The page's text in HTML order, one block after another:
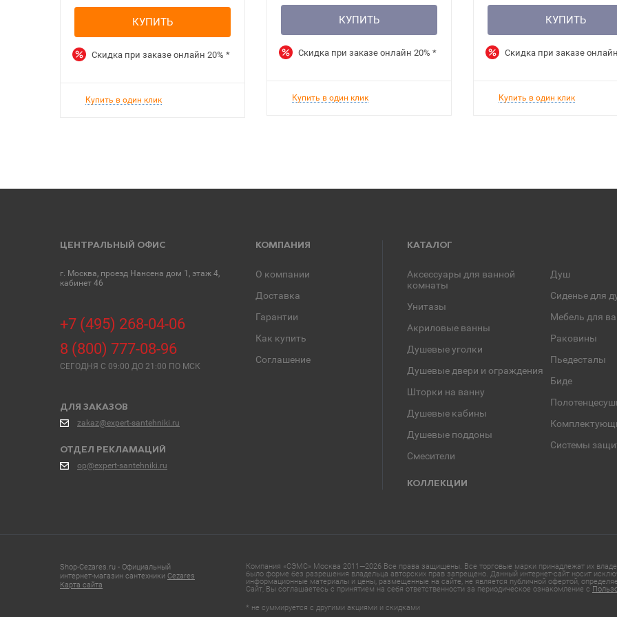
КУПИТЬ
Скидка при заказе онлайн 20% *
Купить в один клик
КУПИТЬ
Скидка при заказе онлайн 20% *
Купить в один клик
КУПИТЬ
Скидка при заказе онлайн
Купить в один клик
ЦЕНТРАЛЬНЫЙ ОФИС
г. Москва, проезд Нансена дом 1, этаж 4,
кабинет 46
+7 (495) 268-04-06
8 (800) 777-08-96
СЕГОДНЯ C 09:00 ДО 21:00 ПО МСК
ДЛЯ ЗАКАЗОВ
zakaz@expert-santehniki.ru
ОТДЕЛ РЕКЛАМАЦИЙ
op@expert-santehniki.ru
КОМПАНИЯ
О компании
Доставка
Гарантии
Как купить
Соглашение
КАТАЛОГ
Аксессуары для ванной
комнаты
Унитазы
Акриловые ванны
Душевые уголки
Душевые двери и ограждения
Шторки на ванну
Душевые кабины
Душевые поддоны
Смесители
Душ
Сиденье для
Мебель для
Раковины
Пьедесталы
Биде
Системы
КОЛЛЕКЦИИ
Shop-Cezares.ru - Официальный
интернет-магазин сантехники Cezares
Карта сайта
Компания «СЭМС» Москва 2011—2026 Все права защищены. Все торговые марки принадлежат их
было форме без разрешения владельца авторских прав запрещено. Данный интернет-сайт носит
информационные материалы и цены, размещенные на сайте, не является публичной офертой,
Сайт, Вы соглашаетесь с принятием на себя ответственности за периодическое ознакомление с
* не суммируется с другими акциями и скидками